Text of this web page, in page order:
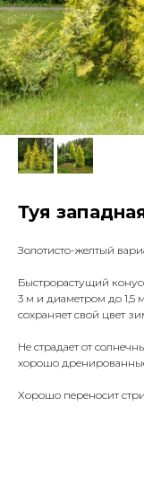
Туя
Золотисто-желтый
Быстрорастущий
3 м и диаметром до 1,5
сохраняет свой цвет
Не страдает от
хорошо
Хорошо переносит